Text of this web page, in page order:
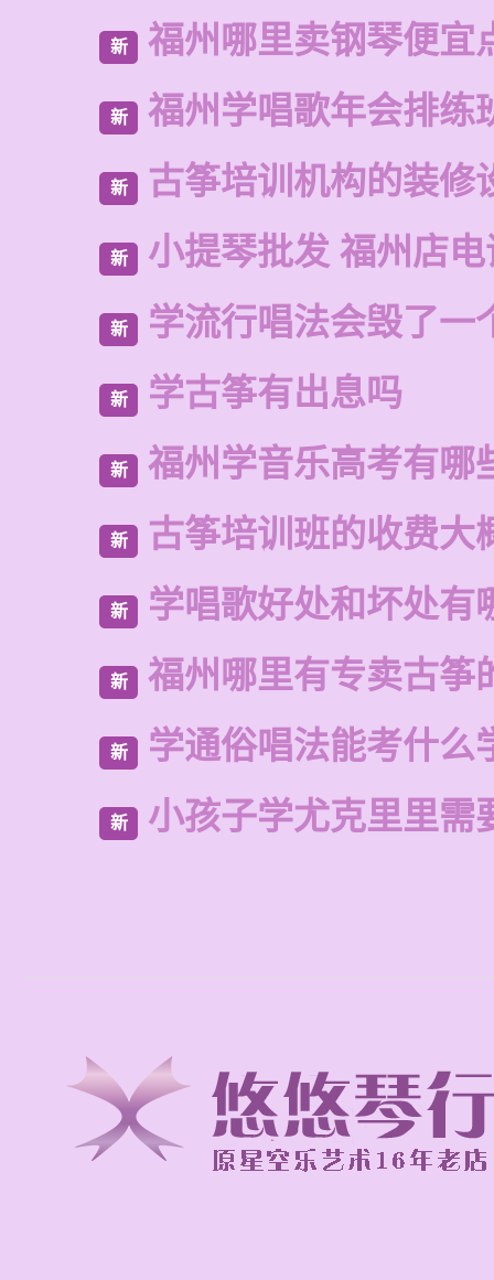
新 福州哪里卖钢琴便宜
新 福州学唱歌年会排练
新 古筝培训机构的装修
新 小提琴批发 福州店
新 学流行唱法会毁了一
新 学古筝有出息吗
新 福州学音乐高考有哪
新 古筝培训班的收费大
新 学唱歌好处和坏处有
新 福州哪里有专卖古筝
新 学通俗唱法能考什么
新 小孩子学尤克里里需